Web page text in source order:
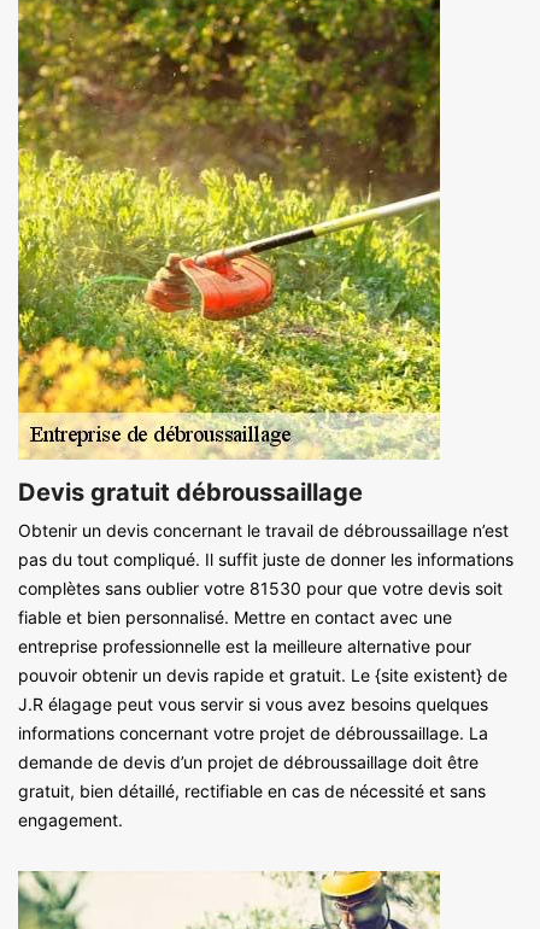
Devis gratuit débroussaillage
Obtenir un devis concernant le travail de débroussaillage n’est
pas du tout compliqué. Il suffit juste de donner les informations
complètes sans oublier votre 81530 pour que votre devis soit
fiable et bien personnalisé. Mettre en contact avec une
entreprise professionnelle est la meilleure alternative pour
pouvoir obtenir un devis rapide et gratuit. Le {site existent} de
J.R élagage peut vous servir si vous avez besoins quelques
informations concernant votre projet de débroussaillage. La
demande de devis d’un projet de débroussaillage doit être
gratuit, bien détaillé, rectifiable en cas de nécessité et sans
engagement.